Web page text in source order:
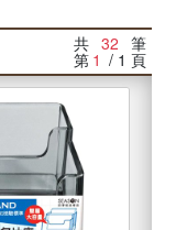
共 32 筆
第 1 / 1 頁